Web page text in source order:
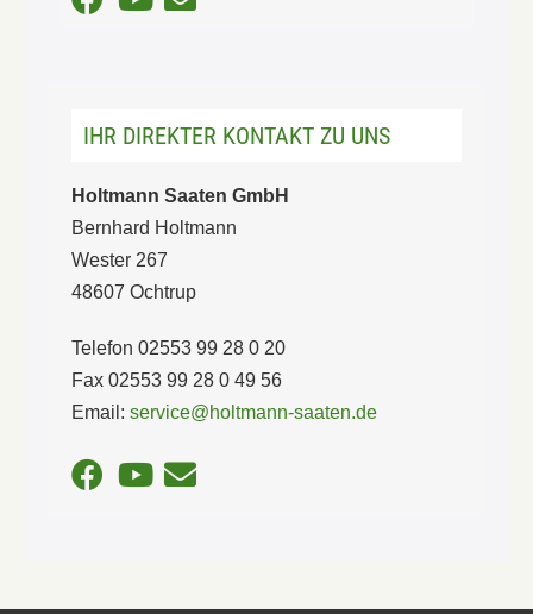
IHR DIREKTER KONTAKT ZU UNS
Holtmann Saaten GmbH
Bernhard Holtmann
Wester 267
48607 Ochtrup
Telefon 02553 99 28 0 20
Fax 02553 99 28 0 49 56
Email: service@holtmann-saaten.de